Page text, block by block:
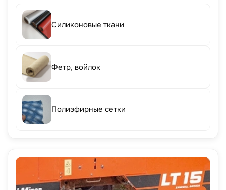
Силиконовые ткани
Фетр, войлок
Полиэфирные сетки